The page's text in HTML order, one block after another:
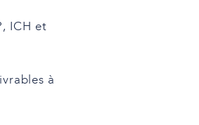
ICH et
à